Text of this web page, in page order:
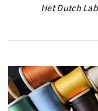
Het Dutch